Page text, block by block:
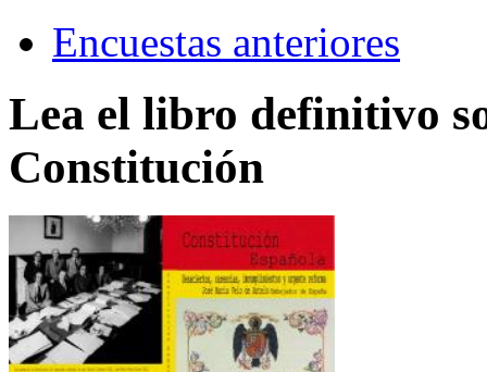
Encuestas anteriores
Lea el libro definitivo
Constitución